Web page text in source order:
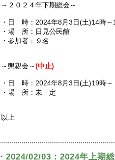
～２０２４年下期総会～
・日 時：2024年8月3日(土)14時～
・場 所：日見公民館
・参加者：９名
～懇親会～(中止)
・日 時：2024年8月3日(土)19時～
・場 所：未 定
以上
・2024/02/03：2024年上期